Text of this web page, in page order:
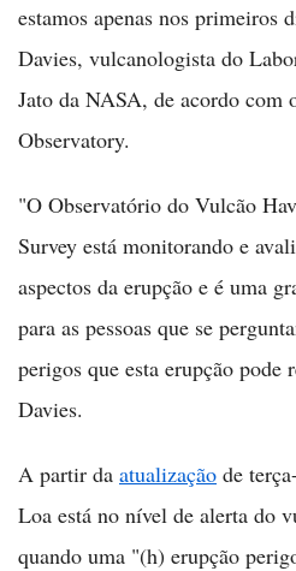
estamos apenas nos primeiros
Davies, vulcanologista do
Jato da NASA, de acordo com
Observatory.
"O Observatório do Vulcão
Survey está monitorando e
aspectos da erupção e é uma
para as pessoas que se
perigos que esta erupção pode
Davies.
A partir da atualização de
Loa está no nível de alerta do
quando uma "(h) erupção